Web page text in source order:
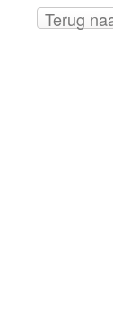
Terug